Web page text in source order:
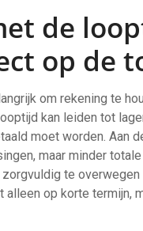
de
op de
om rekening te
kan leiden tot
moet worden. Aan
maar minder
te
op korte termijn,